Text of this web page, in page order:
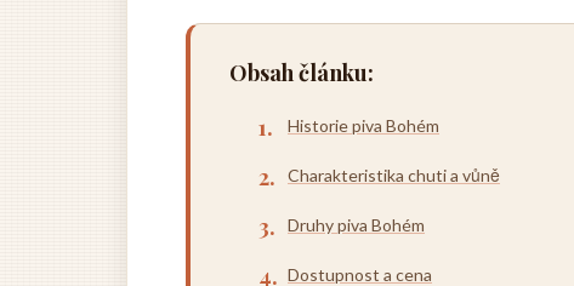
Obsah článku:
Historie piva Bohém
Charakteristika chuti a vůně
Druhy piva Bohém
Dostupnost a cena